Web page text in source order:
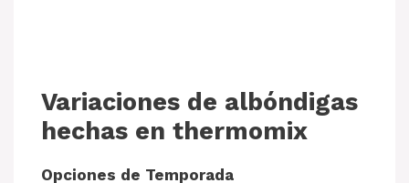
Variaciones de albóndigas
hechas en thermomix
Opciones de Temporada